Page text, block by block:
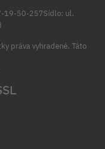
19-50-257Sídlo: ul.
práva vyhradené. Táto